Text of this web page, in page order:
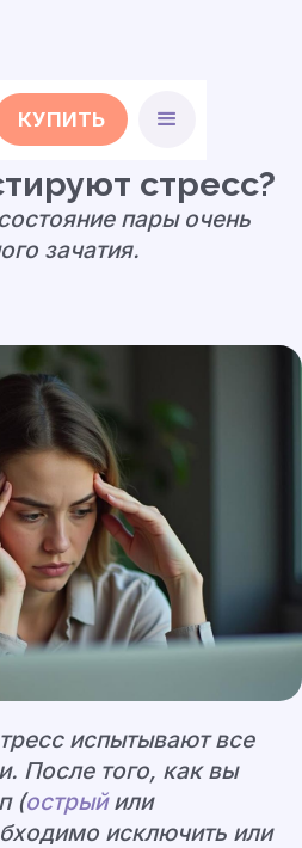
КУПИТЬ
стресс?
пары очень
зачатия.
испытывают все
После того, как вы
(острыйили
исключить или